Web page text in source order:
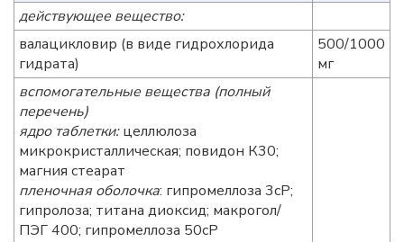
действующее вещество:
валацикловир (в виде гидрохлорида
гидрата)
500/1000
мг
вспомогательные вещества (полный
перечень)
ядро таблетки:целлюлоза
микрокристаллическая; повидон К30;
магния стеарат
пленочная оболочка: гипромеллоза 3сР;
гипролоза; титана диоксид; макрогол/
ПЭГ 400; гипромеллоза 50сР